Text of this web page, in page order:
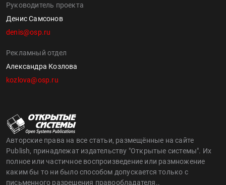
Руководитель проекта
Денис Самсонов
denis@osp.ru
Рекламный отдел
Александра Козлова
kozlova@osp.ru
Авторские права на все статьи, размещённые на сайте
Publish, принадлежат издательству "Открытые системы". Их
полное или частичное воспроизведение или размножение
каким бы то ни было способом допускается только с
письменного разрешения правообладателя..